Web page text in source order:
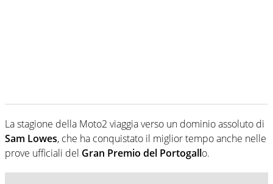
La stagione della Moto2 viaggia verso un dominio assoluto di
Sam Lowes, che ha conquistato il miglior tempo anche nelle
prove ufficiali del Gran Premio del Portogallo.